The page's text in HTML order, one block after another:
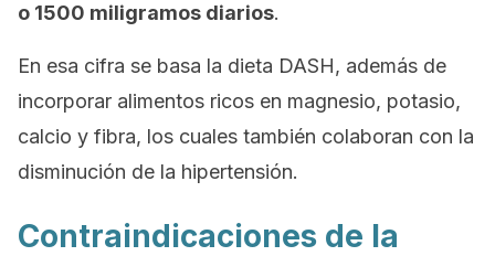
o 1500 miligramos diarios.
En esa cifra se basa la dieta DASH, además de
incorporar alimentos ricos en magnesio, potasio,
calcio y fibra, los cuales también colaboran con la
disminución de la hipertensión.
Contraindicaciones de la